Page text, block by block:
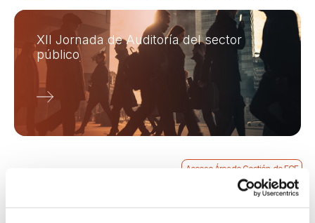
XII Jornada de Auditoría del sector
público
Acceso Área de Gestión de ECE
Actividades formativas del COEV